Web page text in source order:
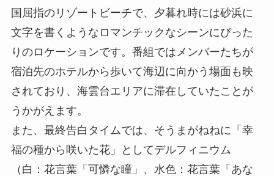
国屈指のリゾートビーチで、夕暮れ時には砂浜に
文字を書くようなロマンチックなシーンにぴった
りのロケーションです。番組ではメンバーたちが
宿泊先のホテルから歩いて海辺に向かう場面も映
されており、海雲台エリアに滞在していたことが
うかがえます。
また、最終告白タイムでは、そうまがねねに「幸
福の種から咲いた花」としてデルフィニウム
（白：花言葉「可憐な瞳」、水色：花言葉「あな